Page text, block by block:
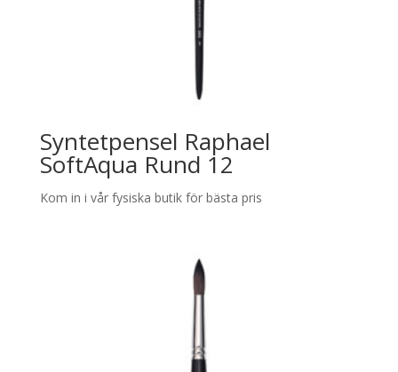
Syntetpensel Raphael
SoftAqua Rund 12
Kom in i vår fysiska butik för bästa pris